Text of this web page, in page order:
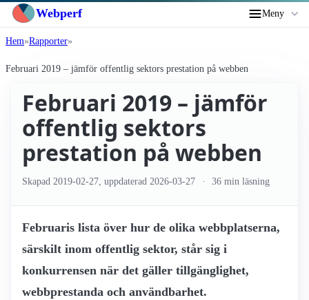
Webperf Meny
Hem Rapporter
Februari 2019 – jämför offentlig sektors prestation på webben
Februari 2019 – jämför
offentlig sektors
prestation på webben
Skapad 2019-02-27 , uppdaterad 2026-03-27 36 min läsning
Februaris lista över hur de olika webbplatserna,
särskilt inom offentlig sektor, står sig i
konkurrensen när det gäller tillgänglighet,
webbprestanda och användbarhet.